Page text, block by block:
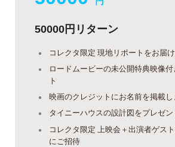
50000円リターン
コレクタ限定 現地リポートをお届
ロードムービーの未公開特典映像
ト
映画のクレジットにお名前を掲載し
タイニーハウスの設計図をプレゼン
コレクタ限定 上映会＋出演者ゲス
にご招待